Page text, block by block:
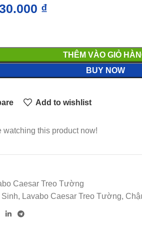
₫
THÊM VÀO GIỎ
BUY NOW
Add to wishlist
watching this product now!
Caesar Treo Tường
Lavabo Caesar Treo Tường,